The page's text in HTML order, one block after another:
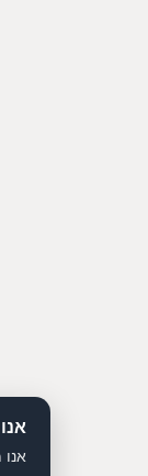
אנו
אנו משתמשים